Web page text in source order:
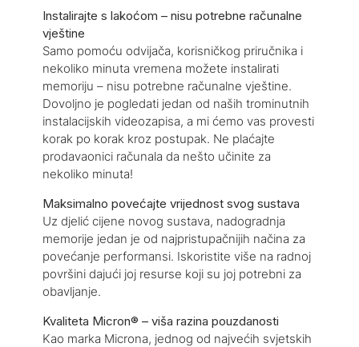
Instalirajte s lakoćom – nisu potrebne računalne
vještine
Samo pomoću odvijača, korisničkog priručnika i
nekoliko minuta vremena možete instalirati
memoriju – nisu potrebne računalne vještine.
Dovoljno je pogledati jedan od naših trominutnih
instalacijskih videozapisa, a mi ćemo vas provesti
korak po korak kroz postupak. Ne plaćajte
prodavaonici računala da nešto učinite za
nekoliko minuta!
Maksimalno povećajte vrijednost svog sustava
Uz djelić cijene novog sustava, nadogradnja
memorije jedan je od najpristupačnijih načina za
povećanje performansi. Iskoristite više na radnoj
površini dajući joj resurse koji su joj potrebni za
obavljanje.
Kvaliteta Micron® – viša razina pouzdanosti
Kao marka Microna, jednog od najvećih svjetskih